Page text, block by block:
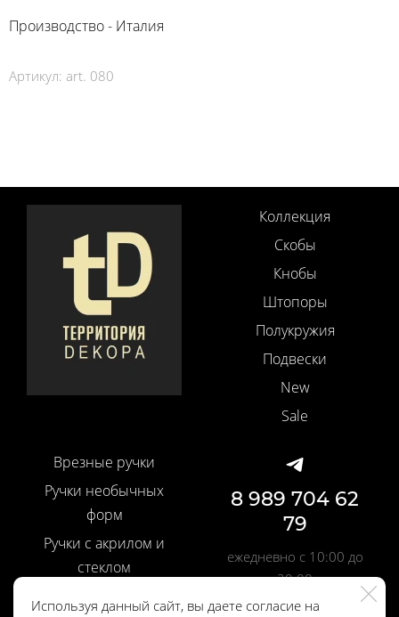
Производство - Италия
Артикул: art. 080
Коллекция
Скобы
Кнобы
Штопоры
Полукружия
Подвески
New
Sale
Врезные ручки
Ручки необычных
форм
Ручки с акрилом и
стеклом
8 989 704 62
79
ежедневно с 10:00 до
20:00
Используя данный сайт, вы даете согласие на